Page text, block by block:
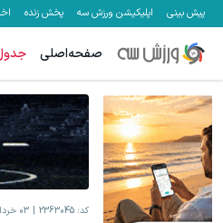
پیش بینی اپلیکیشن ورزش سه پخش زنده
صفحه‌اصلی
کد: 2363045 03 خرداد 1405 ساعت 13:32
میدونستی میتونی از بالا
ثبت نام